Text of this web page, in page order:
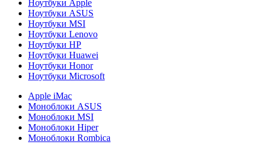
Ноутбуки Apple
Ноутбуки ASUS
Ноутбуки MSI
Ноутбуки Lenovo
Ноутбуки HP
Ноутбуки Huawei
Ноутбуки Honor
Ноутбуки Microsoft
Apple iMac
Моноблоки ASUS
Моноблоки MSI
Моноблоки Hiper
Моноблоки Rombica